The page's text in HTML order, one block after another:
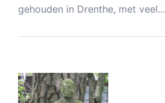
gehouden in Drenthe, met veel...